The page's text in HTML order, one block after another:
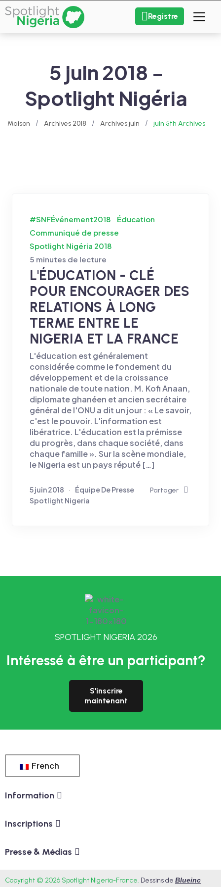
Registre
5 juin 2018 -
Spotlight Nigéria
Maison / Archives 2018 / Archives juin / juin 5th Archives
#SNFÉvénement2018
Éducation
Communiqué de presse
Spotlight Nigéria 2018
5 minutes de lecture
L'ÉDUCATION - CLÉ
POUR ENCOURAGER DES
RELATIONS À LONG
TERME ENTRE LE
NIGERIA ET LA FRANCE
L'éducation est généralement
considérée comme le fondement du
développement et de la croissance
nationale de toute nation. M. Kofi Anaan,
diplomate ghanéen et ancien secrétaire
général de l'ONU a dit un jour : « Le savoir,
c'est le pouvoir. L'information est
libératrice. L'éducation est la prémisse
du progrès, dans chaque société, dans
chaque famille ». Sur la scène mondiale,
le Nigeria est un pays réputé […]
Partager
5 juin 2018
Équipe De Presse
Spotlight Nigeria
SPOTLIGHT NIGERIA 2026
Intéressé à être un participant?
S'inscrire
maintenant
French
Information
Inscriptions
Presse & Médias
Copyright © 2026 Spotlight Nigeria-France. Dessins de Blueinc